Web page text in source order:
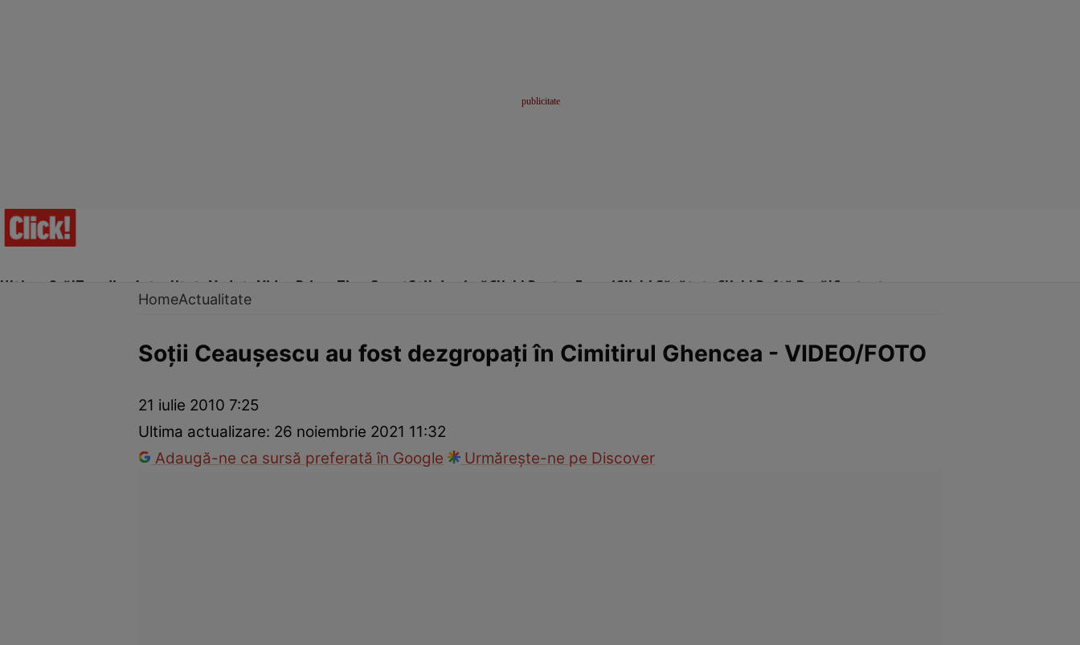
Ultima Oră!Trending Actualitate Vedete Video Prime Time SportStil de viațăClick! Pentru FemeiClick! Sănătate Click! Poftă Bună!Contact
InternaționalFapt divers
HomeActualitate
Soţii Ceauşescu au fost dezgropaţi în Cimitirul Ghencea - VIDEO/FOTO
21 iulie 2010 7:25
Ultima actualizare: 26 noiembrie 2021 11:32
Adaugă-ne ca sursă preferată în Google
Urmărește-ne pe Discover